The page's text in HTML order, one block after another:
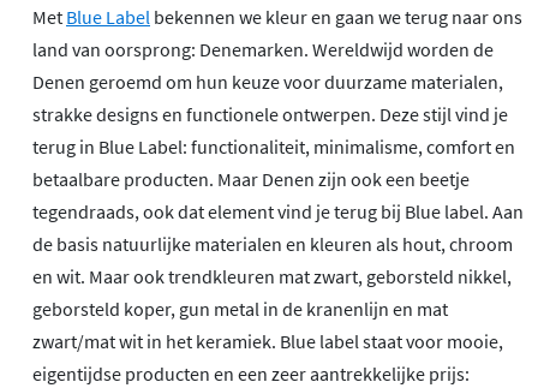
Met Blue Label bekennen we kleur en gaan we terug naar ons
land van oorsprong: Denemarken. Wereldwijd worden de
Denen geroemd om hun keuze voor duurzame materialen,
strakke designs en functionele ontwerpen. Deze stijl vind je
terug in Blue Label: functionaliteit, minimalisme, comfort en
betaalbare producten. Maar Denen zijn ook een beetje
tegendraads, ook dat element vind je terug bij Blue label. Aan
de basis natuurlijke materialen en kleuren als hout, chroom
en wit. Maar ook trendkleuren mat zwart, geborsteld nikkel,
geborsteld koper, gun metal in de kranenlijn en mat
zwart/mat wit in het keramiek. Blue label staat voor mooie,
eigentijdse producten en een zeer aantrekkelijke prijs: